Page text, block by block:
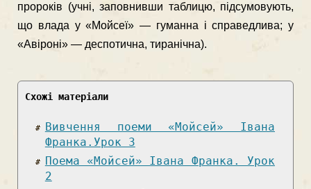
проро­ків (учні, заповнивши таблицю, підсумовують,
що влада у «Мойсеї» — гуманна і справедлива; у
«Авіроні» — дес­потична, тиранічна).
Схожі матеріали
Вивчення поеми «Мойсей» Івана
Франка.Урок 3
Поема «Мойсей» Івана Франка. Урок
2